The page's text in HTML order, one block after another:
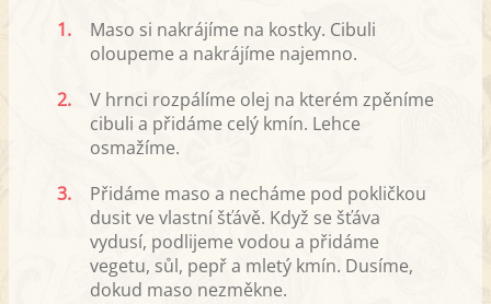
1.
Maso si nakrájíme na kostky. Cibuli
oloupeme a nakrájíme najemno.
2.
V hrnci rozpálíme olej na kterém zpěníme
cibuli a přidáme celý kmín. Lehce
osmažíme.
3.
Přidáme maso a necháme pod pokličkou
dusit ve vlastní šťávě. Když se šťáva
vydusí, podlijeme vodou a přidáme
vegetu, sůl, pepř a mletý kmín. Dusíme,
dokud maso nezměkne.